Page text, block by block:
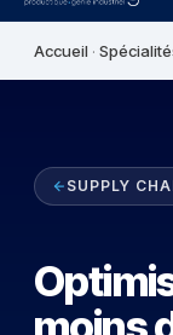
Accueil ·
SUPPLY